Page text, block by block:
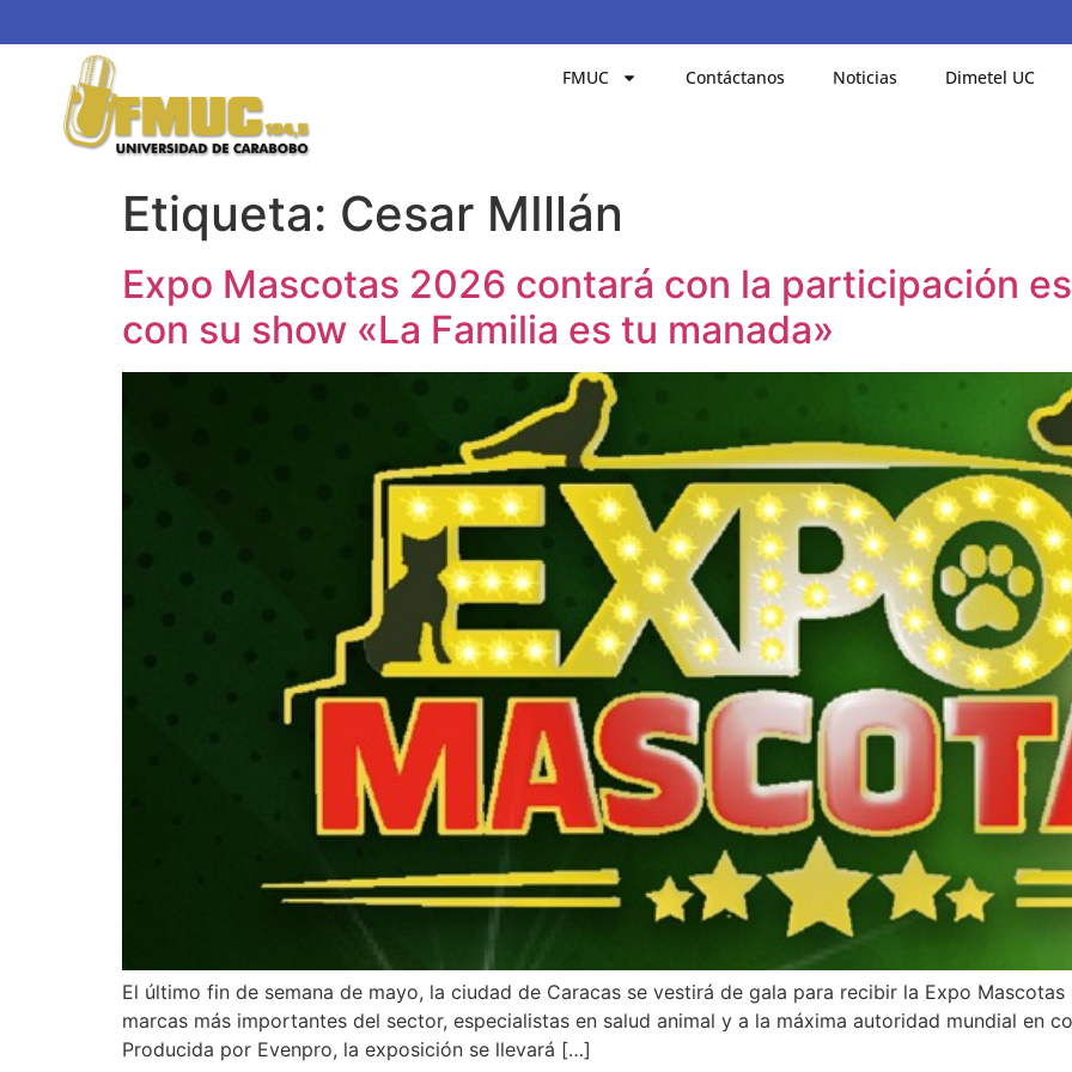
FMUC Contáctanos Noticias Dimetel UC
Etiqueta: Cesar MIllán
Expo Mascotas 2026 contará con la participación
con su show «La Familia es tu manada»
El último fin de semana de mayo, la ciudad de Caracas se vestirá de gala para recibir la Expo
marcas más importantes del sector, especialistas en salud animal y a la máxima autoridad mundial en
Producida por Evenpro, la exposición se llevará […]